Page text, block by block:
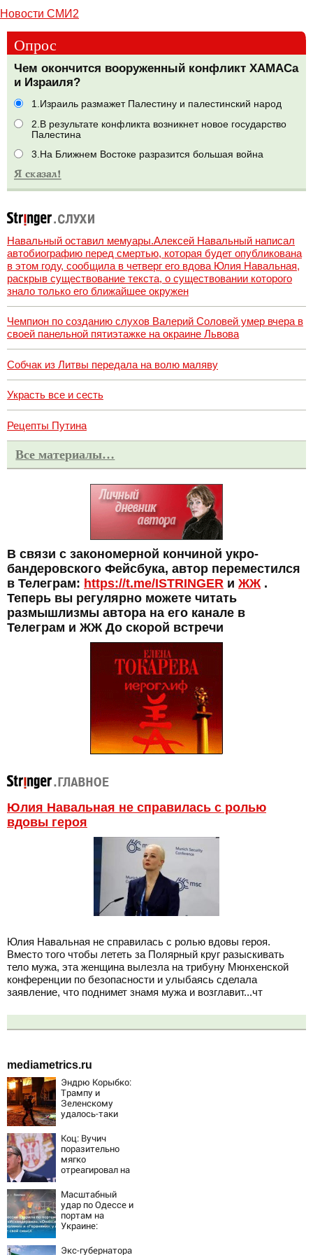
Новости СМИ2
Опрос
Чем окончится вооруженный конфликт ХАМАСа
и Израиля?
1.Израиль размажет Палестину и палестинский народ
2.В результате конфликта возникнет новое государство
Палестина
3.На Ближнем Востоке разразится большая война
Навальный оставил мемуары.Алексей Навальный написал
автобиографию перед смертью, которая будет опубликована
в этом году, сообщила в четверг его вдова Юлия Навальная,
раскрыв существование текста, о существовании которого
знало только его ближайшее окружен
Чемпион по созданию слухов Валерий Соловей умер вчера в
своей панельной пятиэтажке на окраине Львова
Собчак из Литвы передала на волю маляву
Украсть все и сесть
Рецепты Путина
Все материалы…
В связи с закономерной кончиной укро-
бандеровского Фейсбука, автор переместился
в Телеграм: https://t.me/ISTRINGER и ЖЖ .
Теперь вы регулярно можете читать
размышлизмы автора на его канале в
Телеграм и ЖЖ До скорой встречи
Юлия Навальная не справилась с ролью
вдовы героя
Юлия Навальная не справилась с ролью вдовы героя.
Вместо того чтобы лететь за Полярный круг разыскивать
тело мужа, эта женщина вылезла на трибуну Мюнхенской
конференции по безопасности и улыбаясь сделала
заявление, что поднимет знамя мужа и возглавит...чт
mediametrics.ru
Эндрю Корыбко:
Трампу и
Зеленскому
удалось-таки
из себя – но
хотелось бы
большего
Коц: Вучич
поразительно
мягко
отреагировал на
убийстве русских
Масштабный
удар по Одессе и
портам на
Украине:
новости,
Экс-губернатора